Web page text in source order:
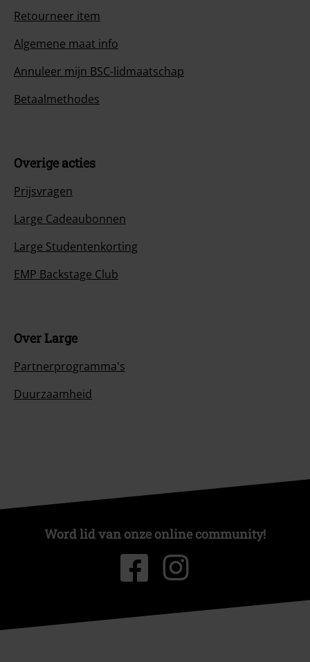
Retourneer item
Algemene maat info
Annuleer mijn BSC-lidmaatschap
Betaalmethodes
Overige acties
Prijsvragen
Large Cadeaubonnen
Large Studentenkorting
EMP Backstage Club
Over Large
Partnerprogramma's
Duurzaamheid
Word lid van onze online community!